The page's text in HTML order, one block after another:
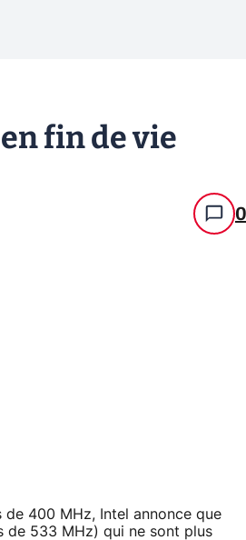
fin de vie
0
400 MHz, Intel annonce que
de 533 MHz) qui ne sont plus